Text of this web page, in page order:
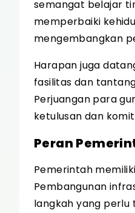
semangat belajar
memperbaiki
mengembangkan
Harapan juga
fasilitas dan
Perjuangan para
ketulusan dan
Peran
Pemerintah
Pembangunan
langkah yang perlu